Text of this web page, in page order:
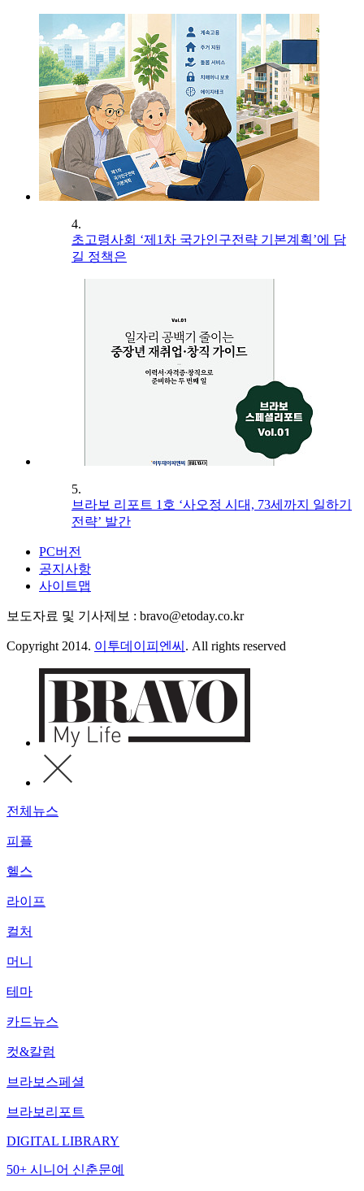
4.
초고령사회 ‘제1차 국가인구전략 기본계획’에 담
길 정책은
5.
브라보 리포트 1호 ‘사오정 시대, 73세까지 일하기
전략’ 발간
PC버전
공지사항
사이트맵
보도자료 및 기사제보 : bravo@etoday.co.kr
Copyright 2014. 이투데이피엔씨 . All rights reserved
전체뉴스
피플
헬스
라이프
컬처
머니
테마
카드뉴스
컷&칼럼
브라보스페셜
브라보리포트
DIGITAL LIBRARY
50+ 시니어 신춘문예